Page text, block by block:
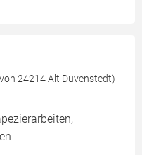
24214 Alt Duvenstedt)